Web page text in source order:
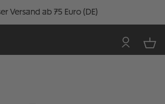
Versand ab 75 Euro (DE)